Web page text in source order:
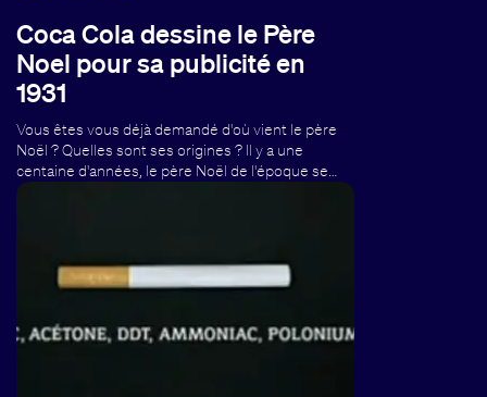
Coca Cola dessine le Père
Noel pour sa publicité en
1931
Vous êtes vous déjà demandé d'où vient le père
Noël ? Quelles sont ses origines ? Il y a une
centaine d'années, le père Noël de l'époque se…